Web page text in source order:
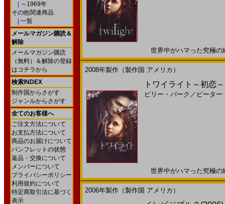
～1969年
その他関連商品
一覧
メールマガジン購読＆
解除
メールマガジン購読
（無料）＆解除の登録
はコチラから
検索INDEX
制作国からさがす
ジャンルからさがす
全てのお客様へ
ご注文方法について
お支払方法について
商品のお届けについて
パンフレットの状態
返品・交換について
メンバーについて
プライバシーポリシー
利用規約について
特定商取引法に基づく
表示
世界中がハマった究極
2008年製作（製作国 アメリカ）
トワイライト～初恋
ビリー・バーク ／ ピーター
世界中がハマった究極
2006年製作（製作国 アメリカ）